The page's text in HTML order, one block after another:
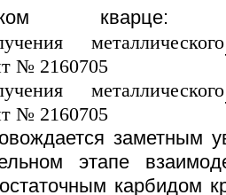
заметным
этапе
карбидом